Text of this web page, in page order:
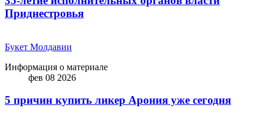
Приднестровья
Букет Молдавии
Информация о материале
фев 08 2026
5 причин купить ликep Арония уже сегодня